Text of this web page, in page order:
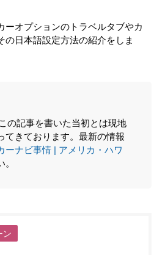
ーオプションのトラベルタブやカ
の日本語設定方法の紹介をしま
の記事を書いた当初とは現地
てきております。最新の情報
ーナビ事情 | アメリカ・ハワ
ン